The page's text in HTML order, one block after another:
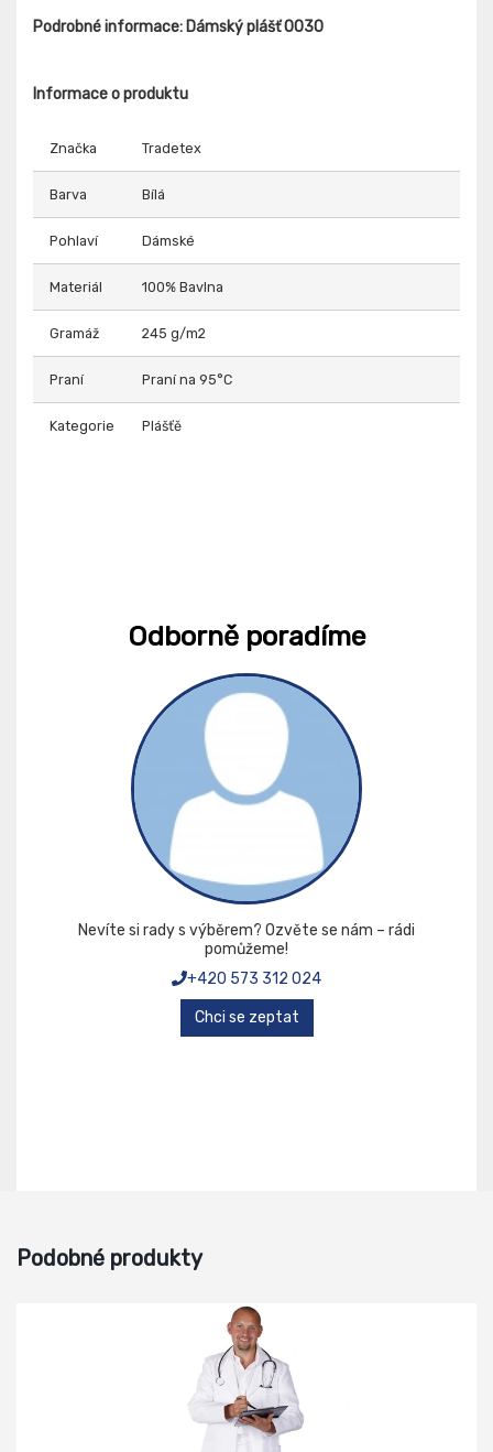
Podrobné informace: Dámský plášť 0030
Informace o produktu
Značka Tradetex
Barva Bílá
Pohlaví Dámské
Materiál 100% Bavlna
Gramáž 245 g/m2
Praní Praní na 95°C
Kategorie Plášťě
Odborně poradíme
Nevíte si rady s výběrem? Ozvěte se nám – rádi
pomůžeme!
+420 573 312 024
Chci se zeptat
Podobné produkty